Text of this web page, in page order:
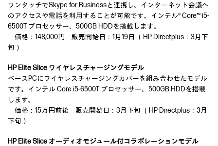
ワンタッチでSkype for Businessと連携し、インターネット会議へ
のアクセスや電話を利用することが可能です。インテル® Core™ i5-
6500T プロセッサー、500GB HDDを搭載します。
価格：148,000円 販売開始日：1月19日 （HP Directplus：3月下
旬）
HP Elite Slice ワイヤレスチャージングモデル
ベースPCにワイヤレスチャージングカバーを組み合わせたモデル
です。インテル Core i5-6500T プロセッサー、500GB HDDを搭載
します。
価格：15万円前後 販売開始日：3月下旬 （HP Directplus：3月
下旬）
HP Elite Slice オーディオモジュール付コラボレーションモデル